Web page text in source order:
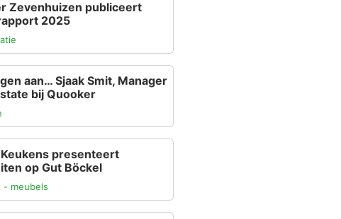
Zevenhuizen publiceert
2025
aan… Sjaak Smit, Manager
bij Quooker
presenteert
op Gut Böckel
- meubels